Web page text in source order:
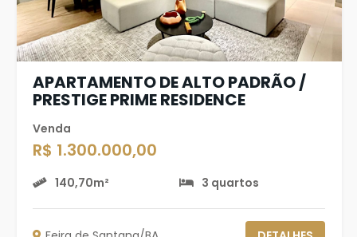
APARTAMENTO DE ALTO PADRÃO /
PRESTIGE PRIME RESIDENCE
Venda
R$ 1.300.000,00
140,70m² 3 quartos